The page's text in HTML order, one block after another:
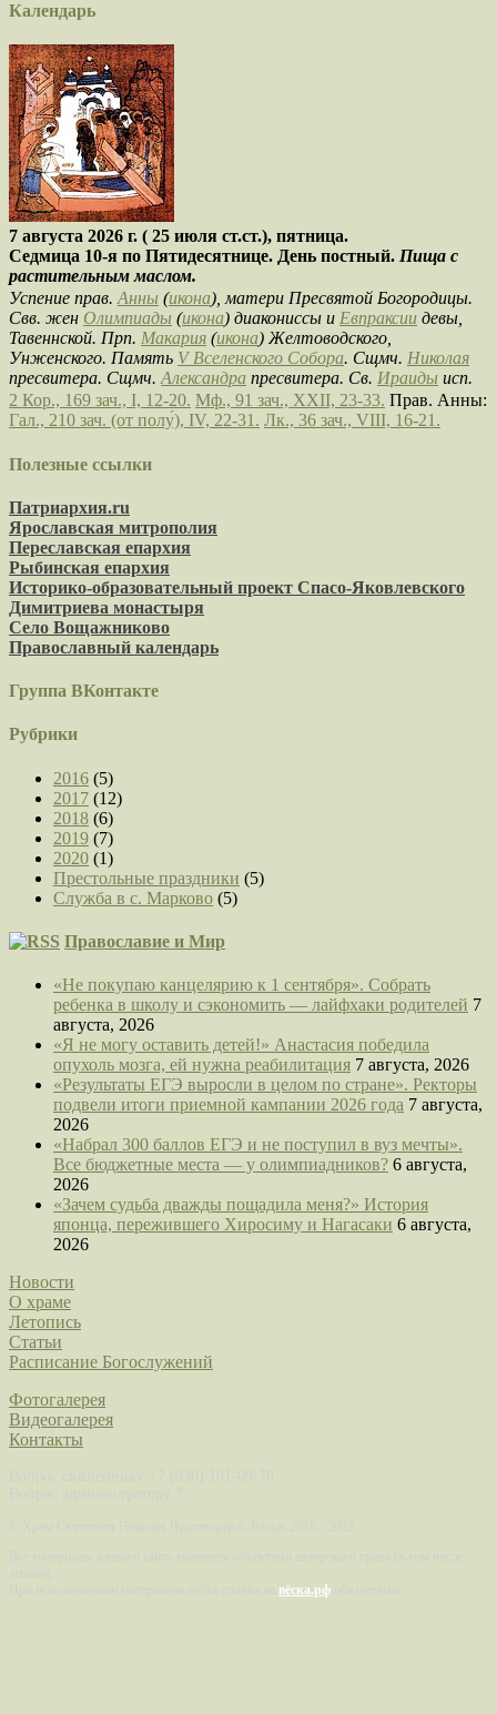
Календарь
7 августа 2026 г. ( 25 июля ст.ст.), пятница.
Седмица 10-я по Пятидесятнице. День постный. Пища с
растительным маслом.
Успение прав. Анны (икона), матери Пресвятой Богородицы.
Свв. жен Олимпиады (икона) диакониссы и Евпраксии девы,
Тавеннской. Прп. Макария (икона) Желтоводского,
Унженского. Память V Вселенского Собора. Сщмч. Николая
пресвитера. Сщмч. Александра пресвитера. Св. Ираиды исп.
2 Кор., 169 зач., I, 12-20. Мф., 91 зач., XXII, 23-33. Прав. Анны:
Гал., 210 зач. (от полу́), IV, 22-31. Лк., 36 зач., VIII, 16-21.
Полезные ссылки
Патриархия.ru
Ярославская митрополия
Переславская епархия
Рыбинская епархия
Историко-образовательный проект Спасо-Яковлевского
Димитриева монастыря
Село Вощажниково
Православный календарь
Группа ВКонтакте
Рубрики
2016 (5)
2017 (12)
2018 (6)
2019 (7)
2020 (1)
Престольные праздники (5)
Служба в с. Марково (5)
Православие и Мир
«Не покупаю канцелярию к 1 сентября». Собрать
ребенка в школу и сэкономить — лайфхаки родителей 7
августа, 2026
«Я не могу оставить детей!» Анастасия победила
опухоль мозга, ей нужна реабилитация 7 августа, 2026
«Результаты ЕГЭ выросли в целом по стране». Ректоры
подвели итоги приемной кампании 2026 года 7 августа,
2026
«Набрал 300 баллов ЕГЭ и не поступил в вуз мечты».
Все бюджетные места — у олимпиадников? 6 августа,
2026
«Зачем судьба дважды пощадила меня?» История
японца, пережившего Хиросиму и Нагасаки 6 августа,
2026
Новости
О храме
Летопись
Статьи
Расписание Богослужений
Фотогалерея
Видеогалерея
Контакты
вёска.рф